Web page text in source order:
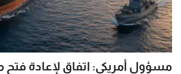
من
المصادر
والأرقام
الحية.
مسؤول أمريكي: اتفاق لإعادة